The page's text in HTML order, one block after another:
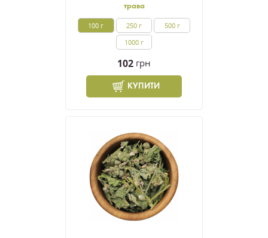
трава
100 г 250 г
500 г
1000 г
102 грн
КУПИТИ